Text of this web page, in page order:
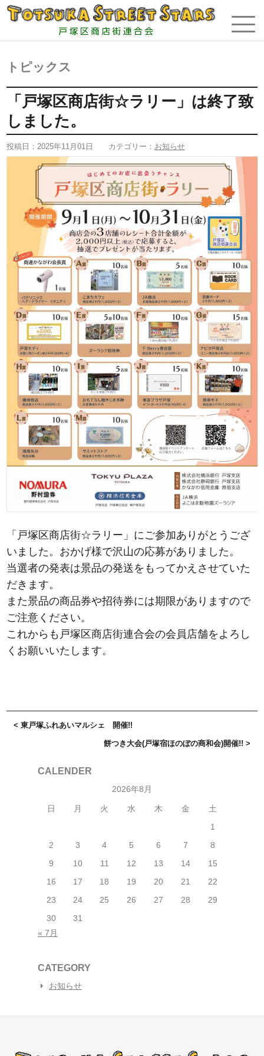
トピックス
「戸塚区商店街☆ラリー」は終了致
しました。
投稿日：2025年11月01日 カテゴリー： お知らせ
「戸塚区商店街☆ラリー」にご参加ありがとうござ
いました。おかげ様で沢山の応募がありました。
当選者の発表は景品の発送をもってかえさせていた
だきます。
また景品の商品券や招待券には期限がありますので
ご注意ください。
これからも戸塚区商店街連合会の会員店舗をよろし
くお願いいたします。
< 東戸塚ふれあいマルシェ 開催!!
餅つき大会(戸塚宿ほのぼの商和会)開催!! >
CALENDER
2026年8月
日 月 火 水 木 金 土
1
2 3 4 5 6 7 8
9 10 11 12 13 14 15
16 17 18 19 20 21 22
23 24 25 26 27 28 29
30 31
« 7月
CATEGORY
お知らせ